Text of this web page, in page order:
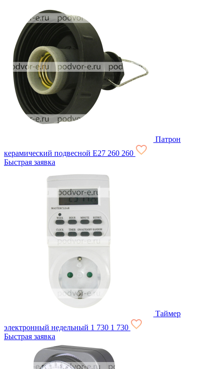
Патрон
керамический подвесной Е27 260 260
Быстрая заявка
Таймер
электронный недельный 1 730 1 730
Быстрая заявка